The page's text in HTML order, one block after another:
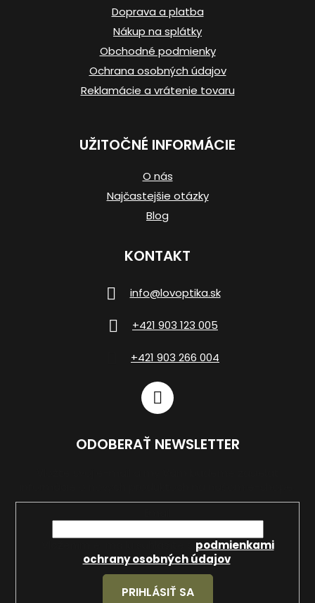
Doprava a platba
Nákup na splátky
Obchodné podmienky
Ochrana osobných údajov
Reklamácie a vrátenie tovaru
UŽITOČNÉ INFORMÁCIE
O nás
Najčastejšie otázky
Blog
KONTAKT
info@lovoptika.sk
+421 903 123 005
+421 903 266 004
ODOBERAŤ NEWSLETTER
podmienkami
ochrany osobných údajov.
PRIHLÁSIŤ SA